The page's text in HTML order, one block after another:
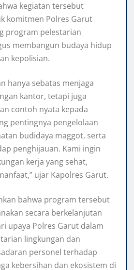
kegiatan tersebut
komitmen Polres Garut
program pelestarian
membangun budaya hidup
kepolisian.
hanya sebatas menjaga
kantor, tetapi juga
contoh nyata kepada
pentingnya pengelolaan
budidaya maggot, serta
penghijauan. Kami ingin
kerja yang sehat,
ujar Kapolres Garut.
bahwa program tersebut
secara berkelanjutan
upaya Polres Garut dalam
lingkungan dan
personel terhadap
kebersihan dan ekosistem di